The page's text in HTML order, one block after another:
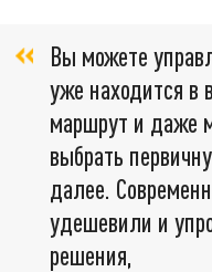
Вы можете
уже находится в
маршрут и даже
выбрать
далее.
удешевили и
решения,